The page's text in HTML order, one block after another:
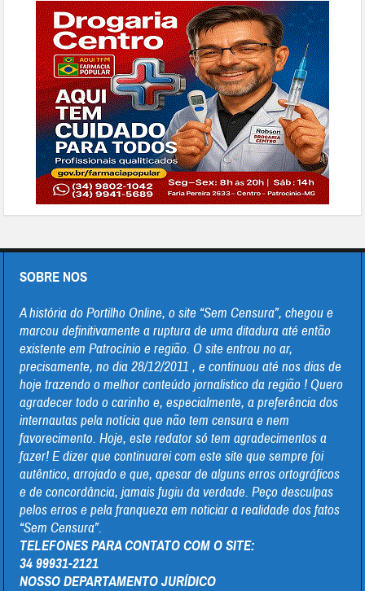
SOBRE NOS
A história do Portilho Online, o site “Sem Censura”, chegou e
marcou definitivamente a ruptura de uma ditadura até então
existente em Patrocínio e região. O site entrou no ar,
precisamente, no dia 28/12/2011 , e continuou até nos dias de
hoje trazendo o melhor conteúdo jornalistico da região ! Quero
agradecer todo o carinho e, especialmente, a preferência dos
internautas pela notícia que não tem censura e nem
favorecimento. Hoje, este redator só tem agradecimentos a
fazer! E dizer que continuarei com este site que sempre foi
autêntico, arrojado e que, apesar de alguns erros ortográficos
e de concordância, jamais fugiu da verdade. Peço desculpas
pelos erros e pela franqueza em noticiar a realidade dos fatos
“Sem Censura”.
TELEFONES PARA CONTATO COM O SITE:
34 99931-2121
NOSSO DEPARTAMENTO JURÍDICO